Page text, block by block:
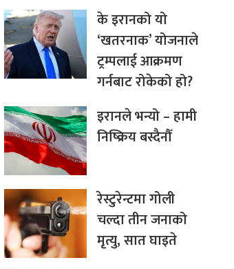
के इरानको यो
‘खतरनाक’ योजनाले
ट्रम्पलाई आक्रमण
गर्नबाट रोकेको हो?
इरानले भन्यो – हामी
निष्क्रिय बस्दैनौँ
रेस्टुरेन्टमा गोली
चल्दा तीन जनाको
मृत्यु, सात घाइते